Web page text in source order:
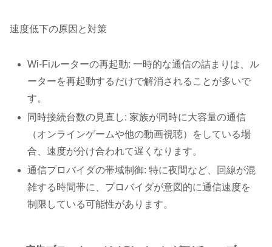
速度低下の原因と対策
Wi-Fiルーターの再起動: 一時的な通信の詰まりは、ル
ーターを再起動するだけで解消されることが多いで
す。
同時接続台数の見直し: 家族が同時に大容量の通信
（オンラインゲームや他の動画視聴）をしている場
合、速度が分け合われて遅くなります。
通信プロバイダの帯域制御: 特に夜間など、回線が混
雑する時間帯に、プロバイダが意図的に通信速度を
制限している可能性があります。